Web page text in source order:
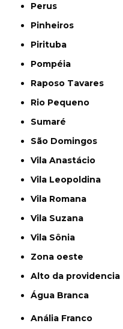
Perus
Pinheiros
Pirituba
Pompéia
Raposo Tavares
Rio Pequeno
Sumaré
São Domingos
Vila Anastácio
Vila Leopoldina
Vila Romana
Vila Suzana
Vila Sônia
Zona oeste
alto da providencia
Água Branca
Anália Franco